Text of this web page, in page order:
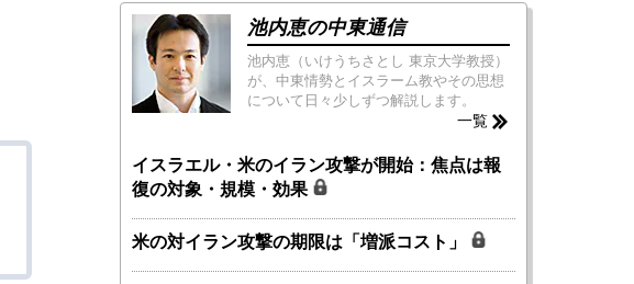
池内恵の中東通信
池内恵（いけうちさとし 東京大学教授）
が、中東情勢とイスラーム教やその思想
について日々少しずつ解説します。
一覧
イスラエル・米のイラン攻撃が開始：焦点は報
復の対象・規模・効果
米の対イラン攻撃の期限は「増派コスト」